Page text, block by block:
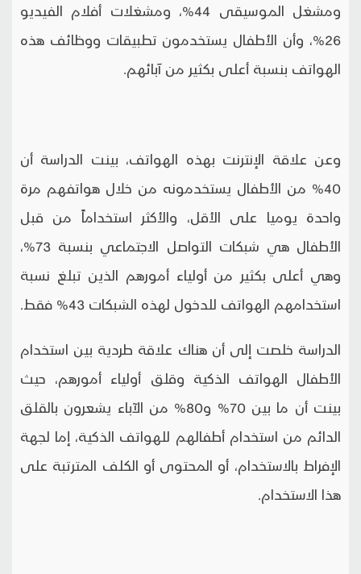
ومشغل الموسيقى 44%، ومشغلات أفلام الفيديو
26%، وأن الأطفال يستخدمون تطبيقات ووظائف هذه
الهواتف بنسبة أعلى بكثير من آبائهم.
وعن علاقة الإنترنت بهذه الهواتف، بينت الدراسة أن
40% من الأطفال يستخدمونه من خلال هواتفهم مرة
واحدة يوميا على الأقل، والأكثر استخداماً من قبل
الأطفال هي شبكات التواصل الاجتماعي بنسبة 73%،
وهي أعلى بكثير من أولياء أمورهم الذين تبلغ نسبة
استخدامهم الهواتف للدخول لهذه الشبكات 43% فقط.
الدراسة خلصت إلى أن هناك علاقة طردية بين استخدام
الأطفال الهواتف الذكية وقلق أولياء أمورهم، حيث
بينت أن ما بين 70% و80% من الآباء يشعرون بالقلق
الدائم من استخدام أطفالهم للهواتف الذكية، إما لجهة
الإفراط بالاستخدام، أو المحتوى أو الكلف المترتبة على
هذا الاستخدام.